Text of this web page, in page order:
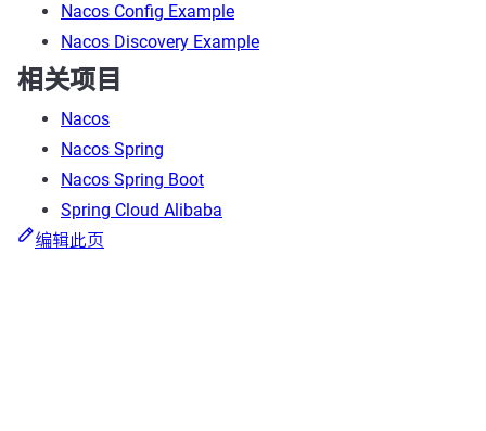
Nacos Config Example
Nacos Discovery Example
相关项目
Nacos
Nacos Spring
Nacos Spring Boot
Spring Cloud Alibaba
编辑此页